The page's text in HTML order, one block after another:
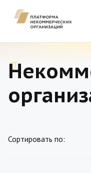
Сортировать по: